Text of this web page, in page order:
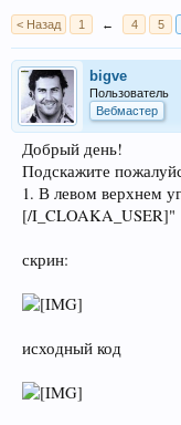
< Назад 1 ← 4 5
bigve
Пользователь
Вебмастер
Добрый день!
Подскажите
1. В левом верхнем
[/I_CLOAKA_USER]"
скрин:
исходный код